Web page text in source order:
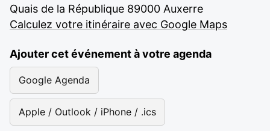
Quais de la République 89000 Auxerre
Calculez votre itinéraire avec Google Maps
Ajouter cet événement à votre agenda
Google Agenda
Apple / Outlook / iPhone / .ics